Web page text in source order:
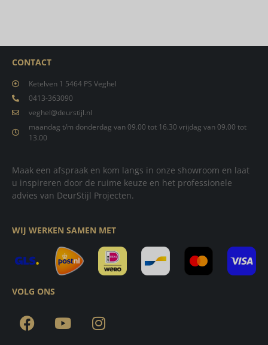
CONTACT
Ketelven 1 5464 PS Veghel
0413-363090
veghel@deurstijl.nl
maandag t/m donderdag van 09.00 tot 16.30 vrijdag van 09.00 tot
13.00
Maak een afspraak en kom langs in onze showroom en laat
u inspireren door de ruime keuze en het professionele
advies van DeurStijl Projecten.
WIJ WERKEN SAMEN MET
VOLG ONS